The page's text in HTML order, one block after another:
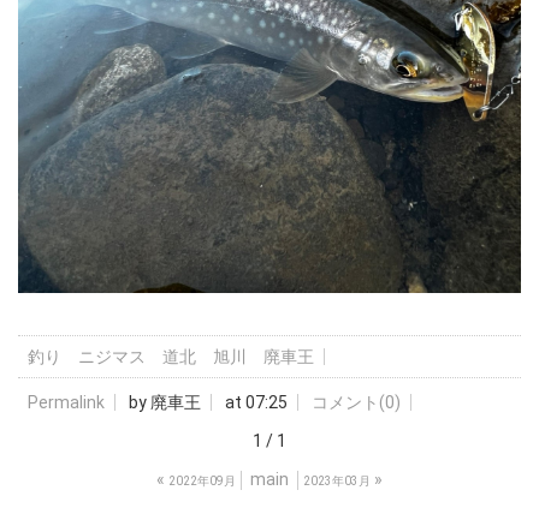
釣り ニジマス 道北 旭川 廃車王
Permalink by 廃車王 at 07:25
コメント(0)
1 / 1
« 2022年09月 main 2023年03月 »